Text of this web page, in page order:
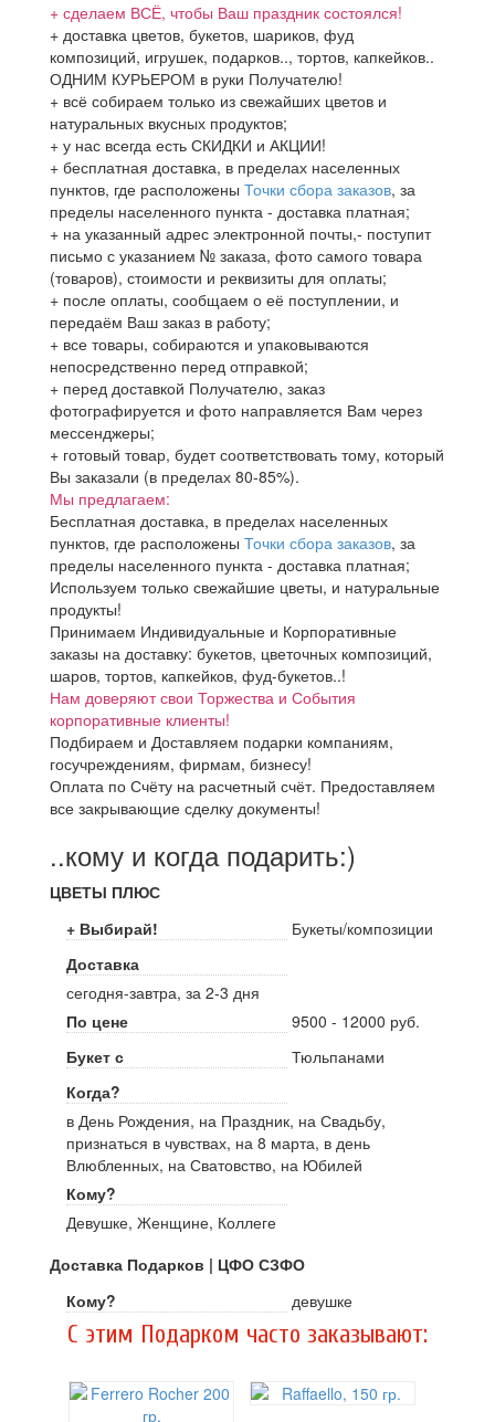
+ сделаем ВСЁ, чтобы Ваш праздник состоялся!
+ доставка цветов, букетов, шариков, фуд
композиций, игрушек, подарков.., тортов, капкейков..
ОДНИМ КУРЬЕРОМ в руки Получателю!
+ всё собираем только из свежайших цветов и
натуральных вкусных продуктов;
+ у нас всегда есть СКИДКИ и АКЦИИ!
+ бесплатная доставка, в пределах населенных
пунктов, где расположены Точки сбора заказов, за
пределы населенного пункта - доставка платная;
+ на указанный адрес электронной почты,- поступит
письмо с указанием № заказа, фото самого товара
(товаров), стоимости и реквизиты для оплаты;
+ после оплаты, сообщаем о её поступлении, и
передаём Ваш заказ в работу;
+ все товары, собираются и упаковываются
непосредственно перед отправкой;
+ перед доставкой Получателю, заказ
фотографируется и фото направляется Вам через
мессенджеры;
+ готовый товар, будет соответствовать тому, который
Вы заказали (в пределах 80-85%).
Мы предлагаем:
Бесплатная доставка, в пределах населенных
пунктов, где расположены Точки сбора заказов, за
пределы населенного пункта - доставка платная;
Используем только свежайшие цветы, и натуральные
продукты!
Принимаем Индивидуальные и Корпоративные
заказы на доставку: букетов, цветочных композиций,
шаров, тортов, капкейков, фуд-букетов..!
Нам доверяют свои Торжества и События
корпоративные клиенты!
Подбираем и Доставляем подарки компаниям,
госучреждениям, фирмам, бизнесу!
Оплата по Счёту на расчетный счёт. Предоставляем
все закрывающие сделку документы!
..кому и когда подарить:)
ЦВЕТЫ ПЛЮС
+ Выбирай!
Букеты/композиции
Доставка
сегодня-завтра, за 2-3 дня
По цене
9500 - 12000 руб.
Букет с
Тюльпанами
Когда?
в День Рождения, на Праздник, на Свадьбу,
признаться в чувствах, на 8 марта, в день
Влюбленных, на Сватовство, на Юбилей
Кому?
Девушке, Женщине, Коллеге
Доставка Подарков | ЦФО СЗФО
Кому?
девушке
C этим Подарком часто заказывают: